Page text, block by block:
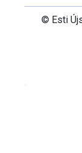
© Esti